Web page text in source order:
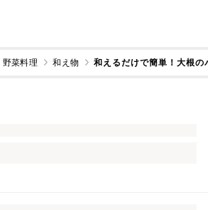
野菜料理 和え物 和えるだけで簡単！大根